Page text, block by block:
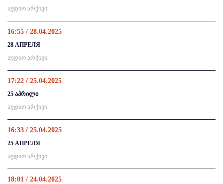
აუდიო არქივი
16:55 / 28.04.2025
28 АПРЕЛЯ
აუდიო არქივი
17:22 / 25.04.2025
25 აპრილი
აუდიო არქივი
16:33 / 25.04.2025
25 АПРЕЛЯ
აუდიო არქივი
18:01 / 24.04.2025